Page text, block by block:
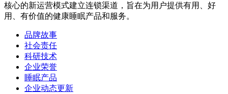
核心的新运营模式建立连锁渠道，旨在为用户提供有用、好
用、有价值的健康睡眠产品和服务。
品牌故事
社会责任
科研技术
企业荣誉
睡眠产品
企业动态更新